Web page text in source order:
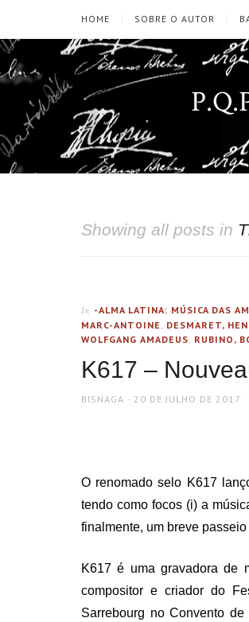
HOME SOBRE O AUTOR
Showing all posts in
In -ALMA LATINA: MÚSICA DAS
MARC-ANTOINE
DESMARET,
WOLFGANG AMADEUS RUBINO,
K617 –
AUTHOR
BISNAGA
POSTED
20 DE JULHO DE 2017
O renomado selo K617
tendo como focos (i) a
finalmente, um breve
K617 é uma gravadora de
compositor e criador do
Sarrebourg no Convento